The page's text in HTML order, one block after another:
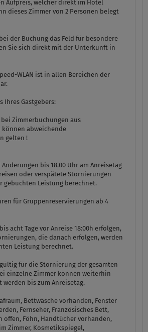
Aufpreis, welcher direkt im Hotel
dieses Zimmer von 2 Personen belegt
der Buchung das Feld für besondere
Sie sich direkt mit der Unterkunft in
WLAN ist in allen Bereichen der
Gastgebers:
Zimmerbuchungen aus
abweichende
gelten !
bis 18.00 Uhr am Anreisetag
oder verspätete Stornierungen
gebuchten Leistung berechnet.
für Gruppenreservierungen ab 4
acht Tage vor Anreise 18:00h erfolgen,
die danach erfolgen, werden
Leistung berechnet.
für die Stornierung der gesamten
einzelne Zimmer können weiterhin
bis zum Anreisetag.
Bettwäsche vorhanden, Fenster
Fernseher, Französisches Bett,
offen, Föhn, Handtücher vorhanden,
Zimmer, Kosmetikspiegel,